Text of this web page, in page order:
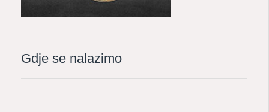
Gdje se nalazimo